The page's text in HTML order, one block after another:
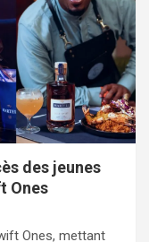
des jeunes
Ones
Ones, mettant